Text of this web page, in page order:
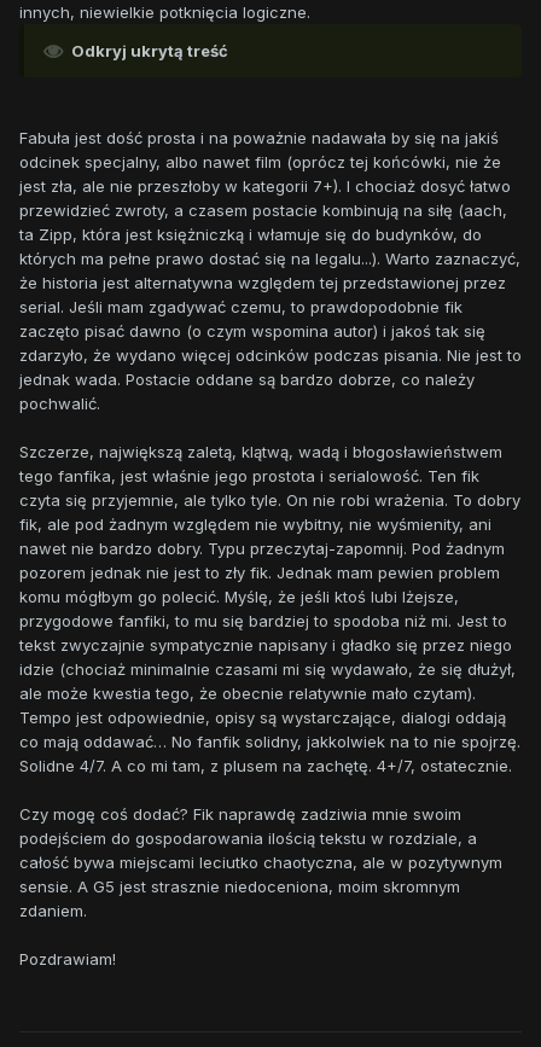
innych, niewielkie potknięcia logiczne.
Odkryj ukrytą treść
Fabuła jest dość prosta i na poważnie nadawała by się na jakiś
odcinek specjalny, albo nawet film (oprócz tej końcówki, nie że
jest zła, ale nie przeszłoby w kategorii 7+). I chociaż dosyć łatwo
przewidzieć zwroty, a czasem postacie kombinują na siłę (aach,
ta Zipp, która jest księżniczką i włamuje się do budynków, do
których ma pełne prawo dostać się na legalu...). Warto zaznaczyć,
że historia jest alternatywna względem tej przedstawionej przez
serial. Jeśli mam zgadywać czemu, to prawdopodobnie fik
zaczęto pisać dawno (o czym wspomina autor) i jakoś tak się
zdarzyło, że wydano więcej odcinków podczas pisania. Nie jest to
jednak wada. Postacie oddane są bardzo dobrze, co należy
pochwalić.
Szczerze, największą zaletą, klątwą, wadą i błogosławieństwem
tego fanfika, jest właśnie jego prostota i serialowość. Ten fik
czyta się przyjemnie, ale tylko tyle. On nie robi wrażenia. To dobry
fik, ale pod żadnym względem nie wybitny, nie wyśmienity, ani
nawet nie bardzo dobry. Typu przeczytaj-zapomnij. Pod żadnym
pozorem jednak nie jest to zły fik. Jednak mam pewien problem
komu mógłbym go polecić. Myślę, że jeśli ktoś lubi lżejsze,
przygodowe fanfiki, to mu się bardziej to spodoba niż mi. Jest to
tekst zwyczajnie sympatycznie napisany i gładko się przez niego
idzie (chociaż minimalnie czasami mi się wydawało, że się dłużył,
ale może kwestia tego, że obecnie relatywnie mało czytam).
Tempo jest odpowiednie, opisy są wystarczające, dialogi oddają
co mają oddawać… No fanfik solidny, jakkolwiek na to nie spojrzę.
Solidne 4/7. A co mi tam, z plusem na zachętę. 4+/7, ostatecznie.
Czy mogę coś dodać? Fik naprawdę zadziwia mnie swoim
podejściem do gospodarowania ilością tekstu w rozdziale, a
całość bywa miejscami leciutko chaotyczna, ale w pozytywnym
sensie. A G5 jest strasznie niedoceniona, moim skromnym
zdaniem.
Pozdrawiam!